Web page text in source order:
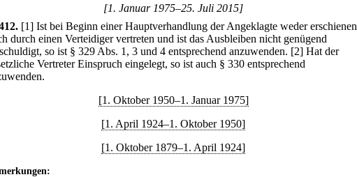
[1. Januar 1975–25. Juli 2015]
. [1] Ist bei Beginn einer Hauptverhandlung der Angeklagte weder erschienen
durch einen Verteidiger vertreten und ist das Ausbleiben nicht genügend
so ist § 329 Abs. 1, 3 und 4 entsprechend anzuwenden. [2] Hat der
Vertreter Einspruch eingelegt, so ist auch § 330 entsprechend
[1. Oktober 1950–1. Januar 1975]
[1. April 1924–1. Oktober 1950]
[1. Oktober 1879–1. April 1924]